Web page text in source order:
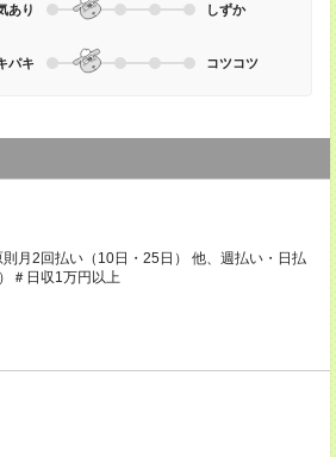
あり しずか
パキ コツコツ
月2回払い（10日・25日） 他、週払い・日払
＃日収1万円以上